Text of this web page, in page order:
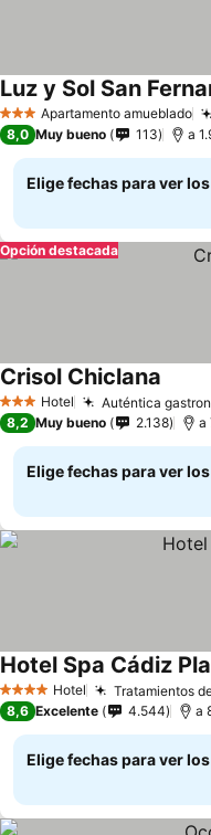
3 EstrellasApartamento amueblado
Luz y Sol San
8,0 Muy bueno 113 a
Elige fechas para ver
Opción destacada
3 Estrellas
Hotel Auténtica
Crisol Chiclana
8,2 Muy bueno 2.138 a
Elige fechas para ver
4 EstrellasHotel Tratamientos
Hotel Spa Cádiz
8,6 Excelente 4.544 a
Elige fechas para ver